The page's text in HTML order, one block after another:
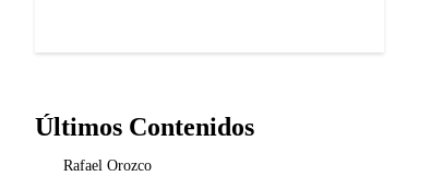
Últimos Contenidos
Rafael Orozco